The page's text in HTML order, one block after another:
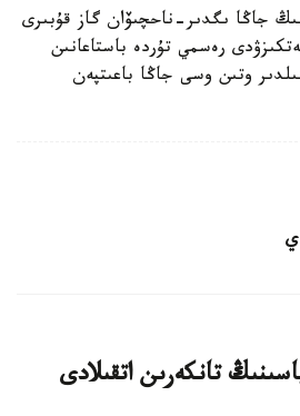
جاڭا ىگدىر-ناحچىۆان گاز قۇبىرى
رەسمي تۇردە باستاعانىن
وتىن وسى جاڭا باعىتپەن
تانكەرىن اتقىلادى